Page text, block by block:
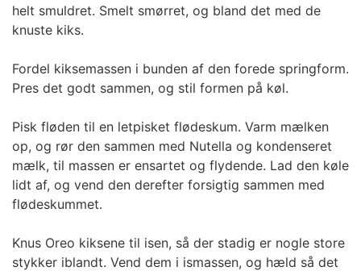
helt smuldret. Smelt smørret, og bland det med de
knuste kiks.
Fordel kiksemassen i bunden af den forede springform.
Pres det godt sammen, og stil formen på køl.
Pisk fløden til en letpisket flødeskum. Varm mælken
op, og rør den sammen med Nutella og kondenseret
mælk, til massen er ensartet og flydende. Lad den køle
lidt af, og vend den derefter forsigtig sammen med
flødeskummet.
Knus Oreo kiksene til isen, så der stadig er nogle store
stykker iblandt. Vend dem i ismassen, og hæld så det